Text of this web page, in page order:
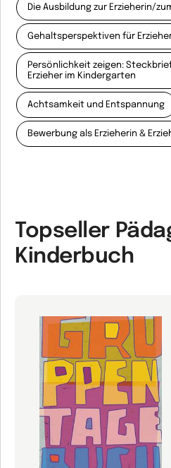
Die Ausbildung zur Erzieherin/
Gehaltsperspektiven für
Persönlichkeit zeigen:
Erzieher im Kindergarten
Achtsamkeit und Entspannung
Bewerbung als Erzieherin &
Topseller
Kinderbuch